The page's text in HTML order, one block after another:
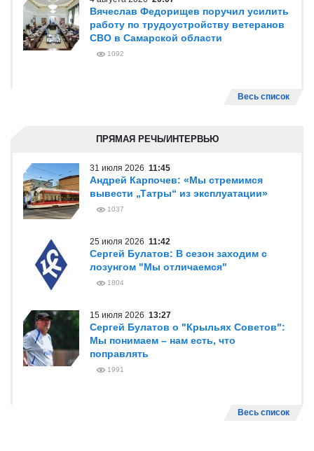
Вячеслав Федорищев поручил усилить
работу по трудоустройству ветеранов
СВО в Самарской области
1092
Весь список
ПРЯМАЯ РЕЧЬ/ИНТЕРВЬЮ
31 июля 2026 11:45
Андрей Карпочев: «Мы стремимся
вывести „Татры“ из эксплуатации»
1037
25 июля 2026 11:42
Сергей Булатов: В сезон заходим с
лозунгом "Мы отличаемся"
1804
15 июля 2026 13:27
Сергей Булатов о "Крыльях Советов":
Мы понимаем – нам есть, что
поправлять
1991
Весь список